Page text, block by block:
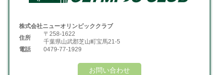
株式会社ニューオリンピッククラブ
住所
〒258-1622
千葉県山武郡芝山町宝馬21-5
電話
0479-77-1929
お問い合わせ